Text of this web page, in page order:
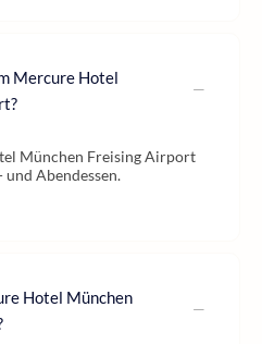
Mercure Hotel
München Freising Airport
Abendessen.
Hotel München